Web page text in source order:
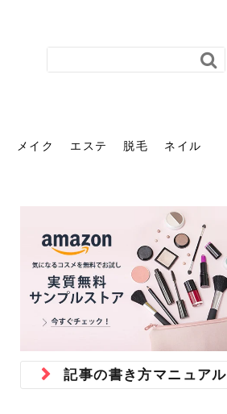
花粉で髪がパサパサするの
はなぜ？原因と落とし方・
防ぎ方を紹介
花粉の季節になると、髪がパサつく、
肌に合う髪色、どう見つけ
る？「イエベ」「ブルベ」
診断と...
美容室で素敵なヘアカラーに染めても
40代のパーマがダレる原因
とは？自宅でできる復活術
と長...
パーマをかけたばかりなのに、もうカ
前髪を薄くするための美容
院の頼み方とは？失敗しな
いため...
前髪は薄くしたほうが今風でおしゃれ
ヘッドスパで頭皮をケアし
よう！ヘッドスパの効果と
おすすめの人
普段目に見えない頭皮ですが、何のケ
ストレスで髪の毛はどう変
わる？抜け毛・パサつきの
原因と...
最近、髪のツヤがなくなったという方
40代の髪を悩みに最適！韓
国発「ダリーフ」でヘアセ
ット...
韓国コスメを使うのは若い子だけだと
メイク
「おしゃれ」と「身だしな
み」は違う。相手に信頼感
を与え...
新しい環境に臨むとき、多くの人が意
エステ
エステの勧誘が怖い人へ。
断ることは悪くない。自分
を守る...
「初回限定〇〇円！」そんなお得な体
脱毛
「今さら」なんて言わせな
い。40代のVIO・顔脱毛、
賢...
40代になって、ふと自分のムダ毛のこ
ネイル
オフィスネイルでも「キラ
キラ」はOK？派手に見えな
い上...
仕事中も、ふとした瞬間に自分の指先
ジュベルック スキンの効果
とは？毛穴・ニキビ跡への
本気の痩身と体質改善に。
アーユルヴェーダに基づく
記事の書き方マニュアル